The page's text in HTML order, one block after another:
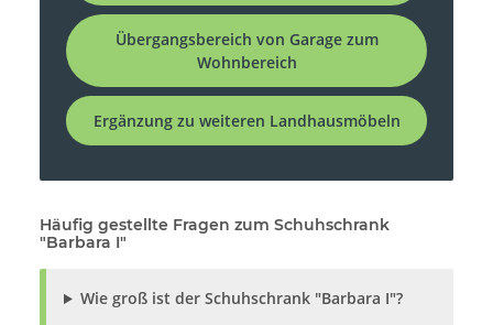
Übergangsbereich von Garage zum
Wohnbereich
Ergänzung zu weiteren Landhausmöbeln
Häufig gestellte Fragen zum Schuhschrank
"Barbara I"
Wie groß ist der Schuhschrank "Barbara I"?